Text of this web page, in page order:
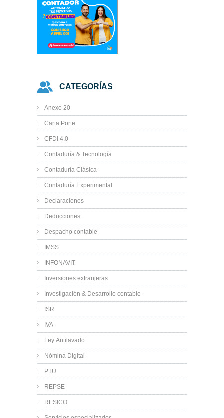
CATEGORÍAS
Anexo 20
Carta Porte
CFDI 4.0
Contaduría & Tecnología
Contaduría Clásica
Contaduría Experimental
Declaraciones
Deducciones
Despacho contable
IMSS
INFONAVIT
Inversiones extranjeras
Investigación & Desarrollo contable
ISR
IVA
Ley Antilavado
Nómina Digital
PTU
REPSE
RESICO